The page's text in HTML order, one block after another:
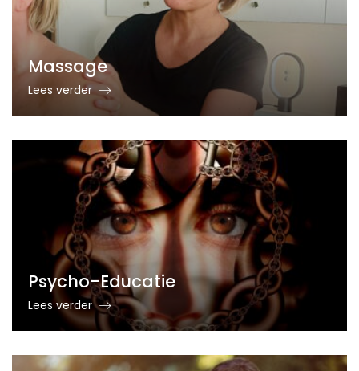
Massage
Lees verder
Psycho-Educatie
Lees verder